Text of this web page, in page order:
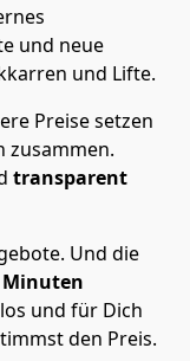
und neue
und Lifte.
Preise setzen
zusammen.
transparent
Und die
Minuten
und für Dich
den Preis.